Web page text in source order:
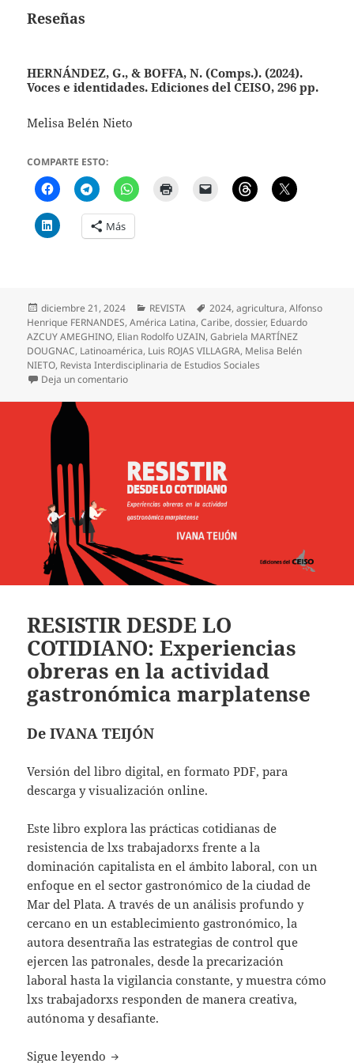
Reseñas
HERNÁNDEZ, G., & BOFFA, N. (Comps.). (2024).
Voces e identidades. Ediciones del CEISO, 296 pp.
Melisa Belén Nieto
COMPARTE ESTO:
Más
Publicado
el
diciembre 21, 2024 Categorías
REVISTA Etiquetas
2024,agricultura,Alfonso
Henrique FERNANDES,América Latina,Caribe,dossier, Eduardo
AZCUY AMEGHINO, Elian Rodolfo UZAIN,Gabriela MARTÍNEZ
DOUGNAC, Latinoamérica, Luis ROJAS VILLAGRA, Melisa Belén
NIETO, Revista Interdisciplinaria de Estudios Sociales
Deja un comentarioen N° 29 – Revista Interdisciplinaria de Estudios
RESISTIR DESDE LO
COTIDIANO: Experiencias
obreras en la actividad
gastronómica marplatense
De IVANA TEIJÓN
Versión del libro digital, en formato PDF, para
descarga y visualización online.
Este libro explora las prácticas cotidianas de
resistencia de lxs trabajadorxs frente a la
dominación capitalista en el ámbito laboral, con un
enfoque en el sector gastronómico de la ciudad de
Mar del Plata. A través de un análisis profundo y
cercano en un establecimiento gastronómico, la
autora desentraña las estrategias de control que
ejercen las patronales, desde la precarización
laboral hasta la vigilancia constante, y muestra cómo
lxs trabajadorxs responden de manera creativa,
autónoma y desafiante.
Sigue leyendo RESISTIR DESDE LO COTIDIANO: